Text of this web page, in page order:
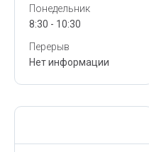
Понедельник
8:30 - 10:30
Перерыв
Нет информации